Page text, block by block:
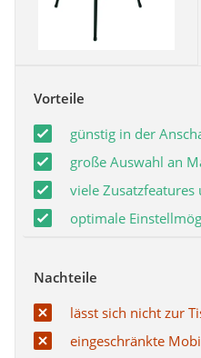
Vorteile
günstig in der
große Auswahl an
viele
optimale
Nachteile
lässt sich nicht zur
eingeschränkte